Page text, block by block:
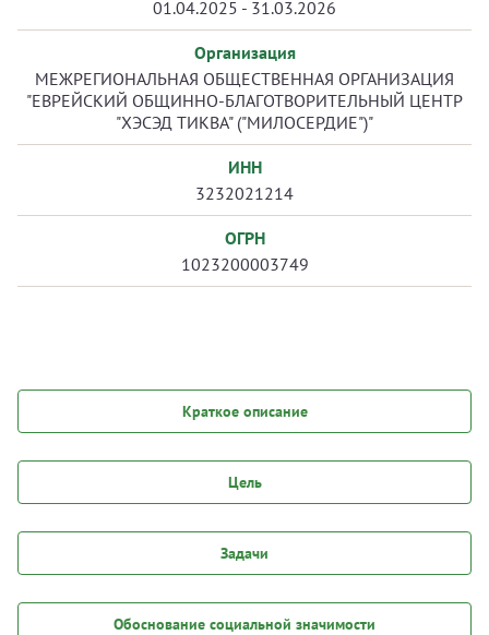
01.04.2025 - 31.03.2026
Организация
МЕЖРЕГИОНАЛЬНАЯ ОБЩЕСТВЕННАЯ ОРГАНИЗАЦИЯ
"ЕВРЕЙСКИЙ ОБЩИННО-БЛАГОТВОРИТЕЛЬНЫЙ ЦЕНТР
"ХЭСЭД ТИКВА" ("МИЛОСЕРДИЕ")"
ИНН
3232021214
ОГРН
1023200003749
Краткое описание
Цель
Задачи
Обоснование социальной значимости